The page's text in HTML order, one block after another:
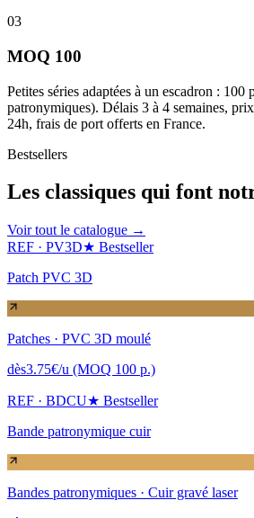
03
MOQ 100
Petites séries adaptées à un escadron : 100
patronymiques). Délais 3 à 4 semaines,
24h, frais de port offerts en France.
Bestsellers
Les classiques qui font
Voir tout le catalogue →
REF · PV3D★ Bestseller
Patch PVC 3D
Patches · PVC 3D moulé
dès3.75€/u (MOQ 100 p.)
REF · BDCU★ Bestseller
Bande patronymique cuir
Bandes patronymiques · Cuir gravé laser